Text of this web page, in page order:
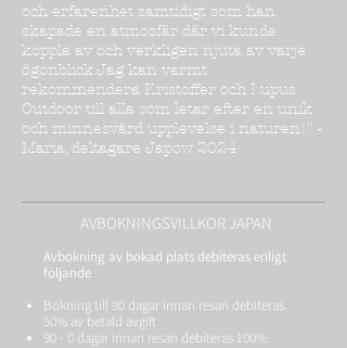
och erfarenhet samtidigt som han
skapade en atmosfär där vi kunde
koppla av och verkligen njuta av varje
ögonblick.Jag kan varmt
rekommendera Kristoffer och Lupus
Outdoor till alla som letar efter en unik
och minnesvärd upplevelse i naturen!" -
Maria, deltagare Japow 2024
AVBOKNINGSVILLKOR JAPAN
Avbokning av bokad plats debiteras enligt
följande
Bokning till 90 dagar innan resan debiteras
50% av betald avgift
90 - 0 dagar innan resan debiteras 100%.